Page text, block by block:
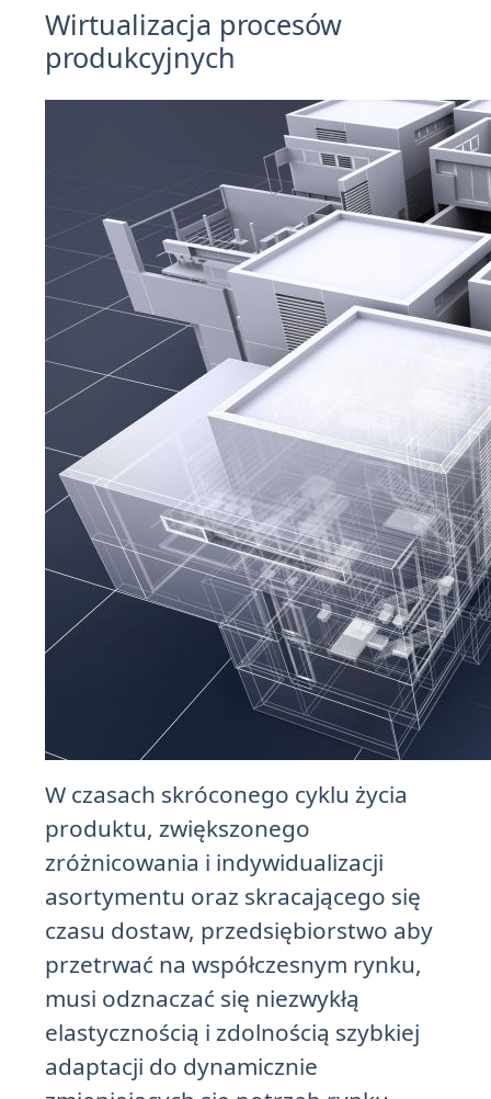
Wirtualizacja procesów
produkcyjnych
W czasach skróconego cyklu życia
produktu, zwiększonego
zróżnicowania i indywidualizacji
asortymentu oraz skracającego się
czasu dostaw, przedsiębiorstwo aby
przetrwać na współczesnym rynku,
musi odznaczać się niezwykłą
elastycznością i zdolnością szybkiej
adaptacji do dynamicznie